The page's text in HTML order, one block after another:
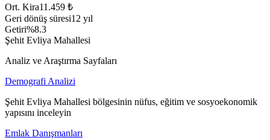
Ort. Kira11.459 ₺
Geri dönüş süresi12 yıl
Getiri%8.3
Şehit Evliya Mahallesi
Analiz ve Araştırma Sayfaları
Demografi Analizi
Şehit Evliya Mahallesi bölgesinin nüfus, eğitim ve sosyoekonomik
yapısını inceleyin
Emlak Danışmanları